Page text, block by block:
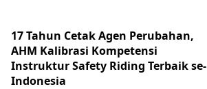
17 Tahun Cetak Agen Perubahan,
AHM Kalibrasi Kompetensi
Instruktur Safety Riding Terbaik se-
Indonesia